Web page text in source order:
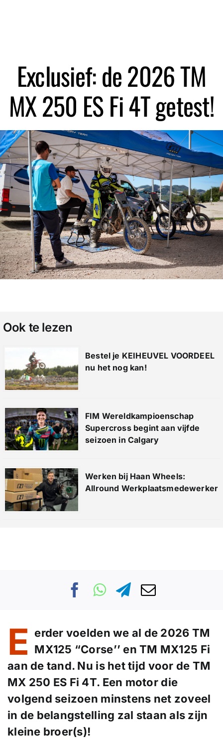
Exclusief: de 2026 TM
MX 250 ES Fi 4T getest!
Ook te lezen
Bestel je KEIHEUVEL VOORDEEL
nu het nog kan!
FIM Wereldkampioenschap
Supercross begint aan vijfde
seizoen in Calgary
Werken bij Haan Wheels:
Allround Werkplaatsmedewerker
E erder voelden we al de 2026 TM
MX125 “Corse’’ en TM MX125 Fi
aan de tand. Nu is het tijd voor de TM
MX 250 ES Fi 4T. Een motor die
volgend seizoen minstens net zoveel
in de belangstelling zal staan als zijn
kleine broer(s)!